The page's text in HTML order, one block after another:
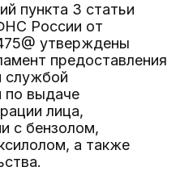
пункта 3 статьи
России от
утверждены
предоставления
службой
по выдаче
лица,
с бензолом,
а также